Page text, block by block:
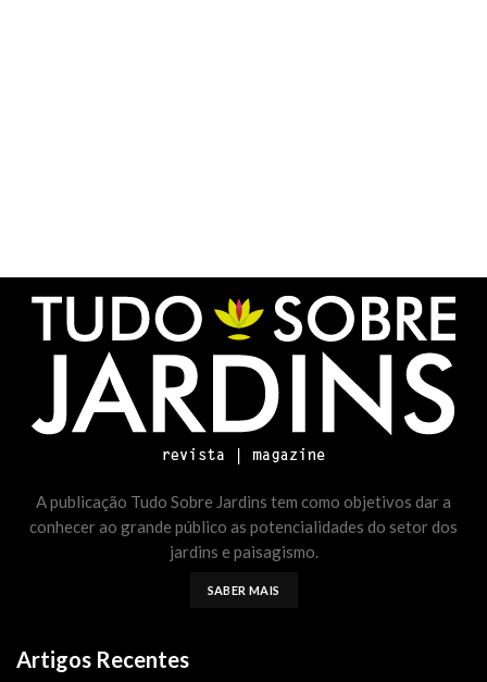
A publicação Tudo Sobre Jardins tem como objetivos dar a
conhecer ao grande público as potencialidades do setor dos
jardins e paisagismo.
SABER MAIS
Artigos Recentes